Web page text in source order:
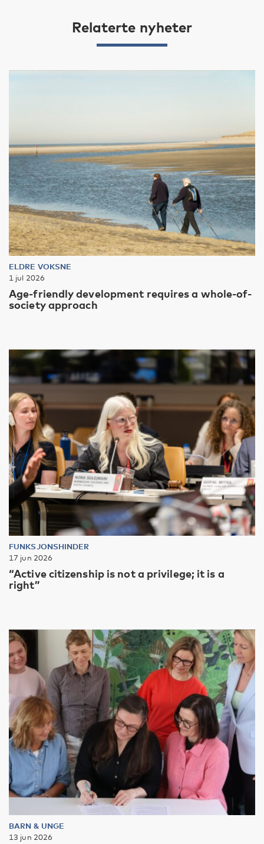
Relaterte nyheter
ELDRE VOKSNE
1 jul 2026
Age-friendly development requires a whole-of-
society approach
FUNKSJONSHINDER
17 jun 2026
“Active citizenship is not a privilege; it is a
right”
BARN & UNGE
13 jun 2026